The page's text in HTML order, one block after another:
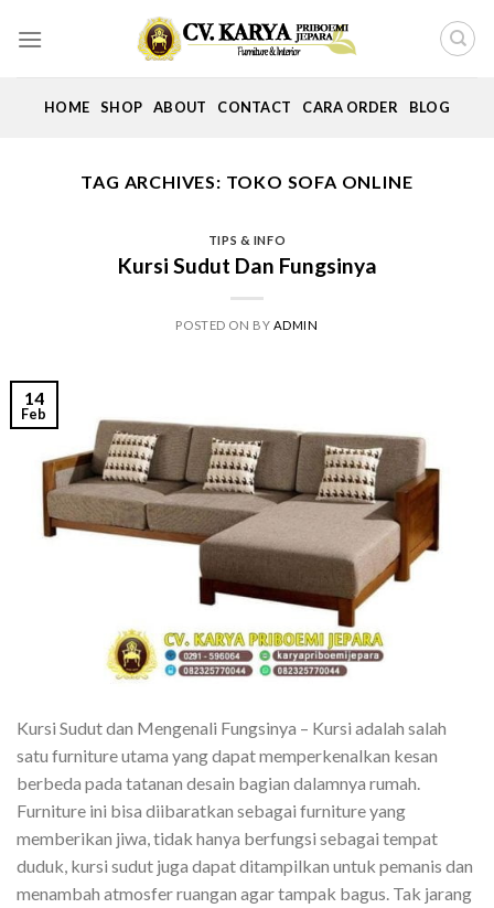
HOME SHOP ABOUT CONTACT CARA ORDER BLOG
TAG ARCHIVES: TOKO SOFA ONLINE
TIPS & INFO
Kursi Sudut Dan Fungsinya
POSTED ON BY ADMIN
14
Feb
Kursi Sudut dan Mengenali Fungsinya – Kursi adalah salah
satu furniture utama yang dapat memperkenalkan kesan
berbeda pada tatanan desain bagian dalamnya rumah.
Furniture ini bisa diibaratkan sebagai furniture yang
memberikan jiwa, tidak hanya berfungsi sebagai tempat
duduk, kursi sudut juga dapat ditampilkan untuk pemanis dan
menambah atmosfer ruangan agar tampak bagus. Tak jarang